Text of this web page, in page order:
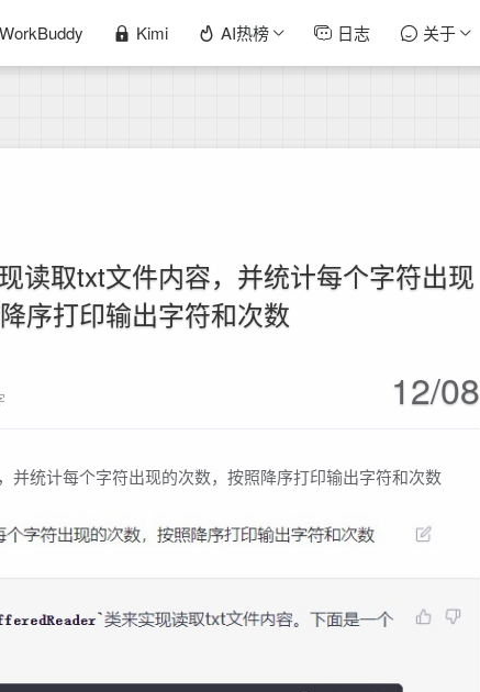
WorkBuddy Kimi AI热榜 日志 关于
读取txt文件内容，并统计每个字符出现
序打印输出字符和次数
12/08
并统计每个字符出现的次数，按照降序打印输出字符和次数